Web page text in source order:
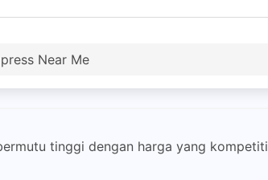
Near Me
tinggi dengan harga yang